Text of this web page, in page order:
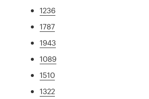
1236
1787
1943
1089
1510
1322